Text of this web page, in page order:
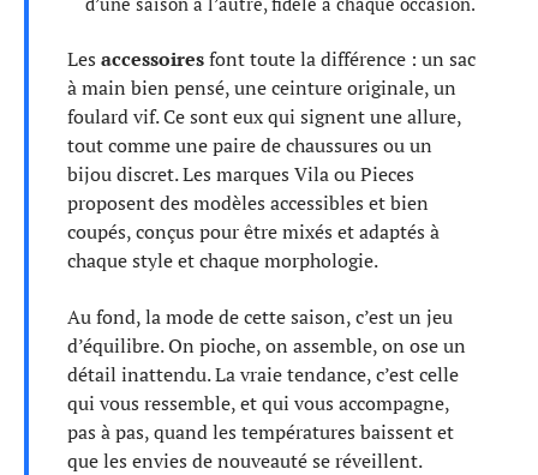
Les accessoiresfont toute la différence : un sac
à main bien pensé, une ceinture originale, un
foulard vif. Ce sont eux qui signent une allure,
tout comme une paire de chaussures ou un
bijou discret. Les marques Vila ou Pieces
proposent des modèles accessibles et bien
coupés, conçus pour être mixés et adaptés à
chaque style et chaque morphologie.
Au fond, la mode de cette saison, c’est un jeu
d’équilibre. On pioche, on assemble, on ose un
détail inattendu. La vraie tendance, c’est celle
qui vous ressemble, et qui vous accompagne,
pas à pas, quand les températures baissent et
que les envies de nouveauté se réveillent.